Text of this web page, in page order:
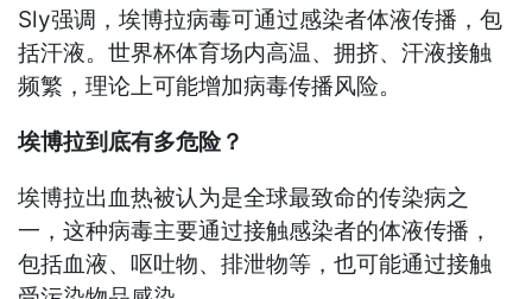
Sly强调，埃博拉病毒可通过感染者体液传播，包
括汗液。世界杯体育场内高温、拥挤、汗液接触
频繁，理论上可能增加病毒传播风险。
埃博拉到底有多危险？
埃博拉出血热被认为是全球最致命的传染病之
一，这种病毒主要通过接触感染者的体液传播，
包括血液、呕吐物、排泄物等，也可能通过接触